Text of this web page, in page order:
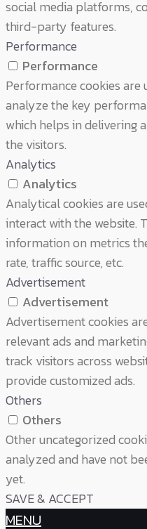
social media platforms,
third-party features.
Performance
Performance
Performance cookies are
analyze the key
which helps in delivering
the visitors.
Analytics
Analytics
Analytical cookies are
interact with the website.
information on metrics
rate, traffic source, etc.
Advertisement
Advertisement
Advertisement cookies
relevant ads and
track visitors across
provide customized ads.
Others
Others
Other uncategorized
analyzed and have not
yet.
SAVE & ACCEPT
MENU